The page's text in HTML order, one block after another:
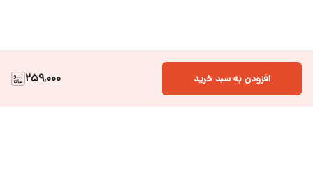
259,000 افزودن به سبد خرید